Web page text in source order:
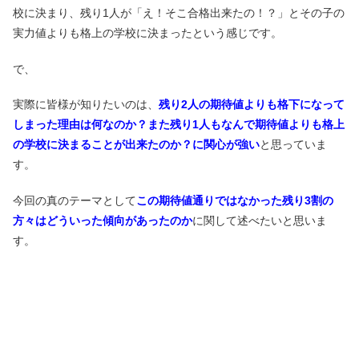
校に決まり、残り1人が「え！そこ合格出来たの！？」
とその子の
実力値よりも格上の学校に決まったという感じです。
で、
実際に皆様が知りたいのは、 残り2人の期待値よりも格下になって
しまった理由は何なのか？また残り1人もなんで期待値よりも格上
の学校に決まることが出来たのか？に関心が強いと思っていま
す。
今回の真のテーマとしてこの期待値通りではなかった残り3割の
方々はどういった傾向があったのかに関して述べたいと思いま
す。